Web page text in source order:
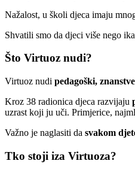
Nažalost, u školi djeca imaju
Shvatili smo da djeci više nego
Što Virtuoz nudi?
Virtuoz nudi pedagoški,
Kroz 38 radionica djeca razvijaju
uzrast koji ju uči. Primjerice,
Važno je naglasiti da svakom
Tko stoji iza Virtuoza?